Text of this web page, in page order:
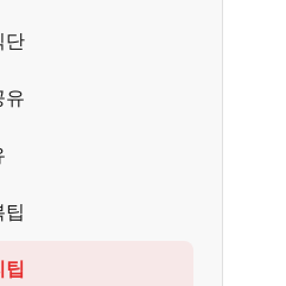
단
유
팁
팁